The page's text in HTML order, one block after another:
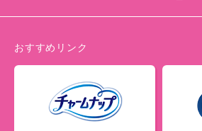
おすすめリンク